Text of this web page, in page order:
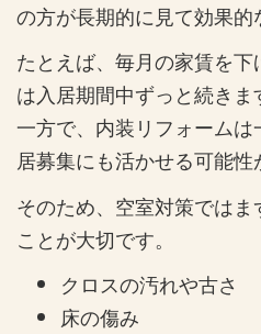
の方が長期的に見て効果的
たとえば、毎月の家賃を
は入居期間中ずっと続きま
一方で、内装リフォーム
居募集にも活かせる可能性
そのため、空室対策では
ことが大切です。
クロスの汚れや古さ
床の傷み